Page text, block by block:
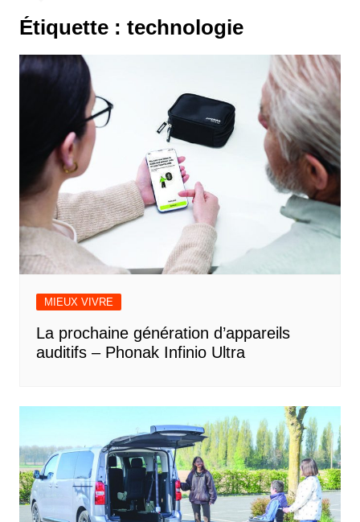
Étiquette : technologie
MIEUX VIVRE
La prochaine génération d’appareils
auditifs – Phonak Infinio Ultra